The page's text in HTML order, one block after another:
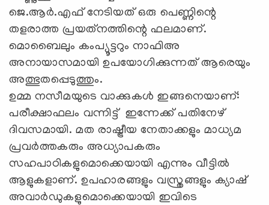
ജെ.ആര്‍.എഫ് നേടിയത് ഒരു പെണ്ണിന്റെ
തളരാത്ത പ്രയത്‌നത്തിന്റെ ഫലമാണ്.
മൊബൈലും കംപ്യൂട്ടറും നാഫിഅ
അനായാസമായി ഉപയോഗിക്കുന്നത് ആരെയും
അത്ഭുതപ്പെടുത്തും.
ഉമ്മ നസീമയുടെ വാക്കുകള്‍ ഇങ്ങനെയാണ്:
പരീക്ഷാഫലം വന്നിട്ട് ഇന്നേക്ക് പതിനേഴ്
ദിവസമായി. മത രാഷ്ട്രീയ നേതാക്കളും മാധ്യമ
പ്രവര്‍ത്തകരും അധ്യാപകരും
സഹപാഠികളുമൊക്കെയായി എന്നും വീട്ടില്‍
ആളുകളാണ്. ഉപഹാരങ്ങളും വസ്ത്രങ്ങളും ക്യാഷ്
അവാര്‍ഡുകളുമൊക്കെയായി ഇവിടെ